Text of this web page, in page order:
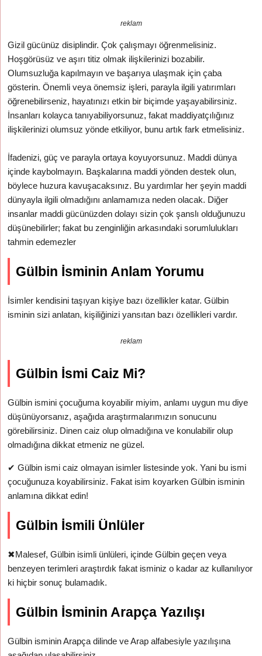
reklam
Gizil gücünüz disiplindir. Çok çalışmayı öğrenmelisiniz.
Hoşgörüsüz ve aşırı titiz olmak ilişkilerinizi bozabilir.
Olumsuzluğa kapılmayın ve başarıya ulaşmak için çaba
gösterin. Önemli veya önemsiz işleri, parayla ilgili yatırımları
öğrenebilirseniz, hayatınızı etkin bir biçimde yaşayabilirsiniz.
İnsanları kolayca tanıyabiliyorsunuz, fakat maddiyatçılığınız
ilişkilerinizi olumsuz yönde etkiliyor, bunu artık fark etmelisiniz.
İfadenizi, güç ve parayla ortaya koyuyorsunuz. Maddi dünya
içinde kaybolmayın. Başkalarına maddi yönden destek olun,
böylece huzura kavuşacaksınız. Bu yardımlar her şeyin maddi
dünyayla ilgili olmadığını anlamamıza neden olacak. Diğer
insanlar maddi gücünüzden dolayı sizin çok şanslı olduğunuzu
düşünebilirler; fakat bu zenginliğin arkasındaki sorumlulukları
tahmin edemezler
Gülbin İsminin Anlam Yorumu
İsimler kendisini taşıyan kişiye bazı özellikler katar. Gülbin
isminin sizi anlatan, kişiliğinizi yansıtan bazı özellikleri vardır.
reklam
Gülbin İsmi Caiz Mi?
Gülbin ismini çocuğuma koyabilir miyim, anlamı uygun mu diye
düşünüyorsanız, aşağıda araştırmalarımızın sonucunu
görebilirsiniz. Dinen caiz olup olmadığına ve konulabilir olup
olmadığına dikkat etmeniz ne güzel.
✔ Gülbin ismi caiz olmayan isimler listesinde yok. Yani bu ismi
çocuğunuza koyabilirsiniz. Fakat isim koyarken Gülbin isminin
anlamına dikkat edin!
Gülbin İsmili Ünlüler
✖Malesef, Gülbin isimli ünlüleri, içinde Gülbin geçen veya
benzeyen terimleri araştırdık fakat isminiz o kadar az kullanılıyor
ki hiçbir sonuç bulamadık.
Gülbin İsminin Arapça Yazılışı
Gülbin isminin Arapça dilinde ve Arap alfabesiyle yazılışına